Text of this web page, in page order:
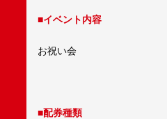
■イベント内容
お祝い会
■配券種類